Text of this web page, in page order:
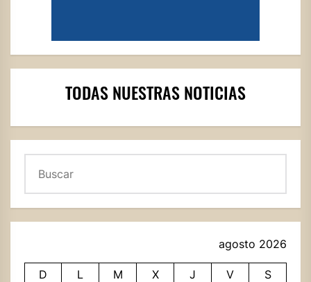
TODAS NUESTRAS NOTICIAS
agosto 2026
D L M X J V
S